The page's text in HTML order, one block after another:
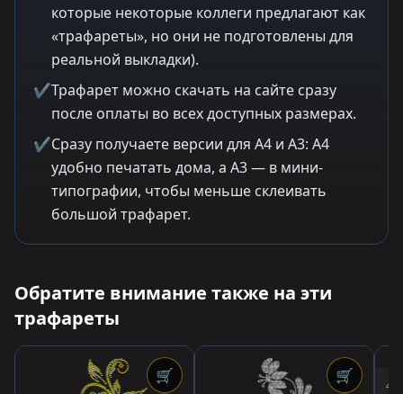
которые некоторые коллеги предлагают как
«трафареты», но они не подготовлены для
реальной выкладки).
✔Трафарет можно скачать на сайте сразу
после оплаты во всех доступных размерах.
✔Сразу получаете версии для A4 и A3: A4
удобно печатать дома, а A3 — в мини-
типографии, чтобы меньше склеивать
большой трафарет.
Обратите внимание также на эти
трафареты
🛒 🛒